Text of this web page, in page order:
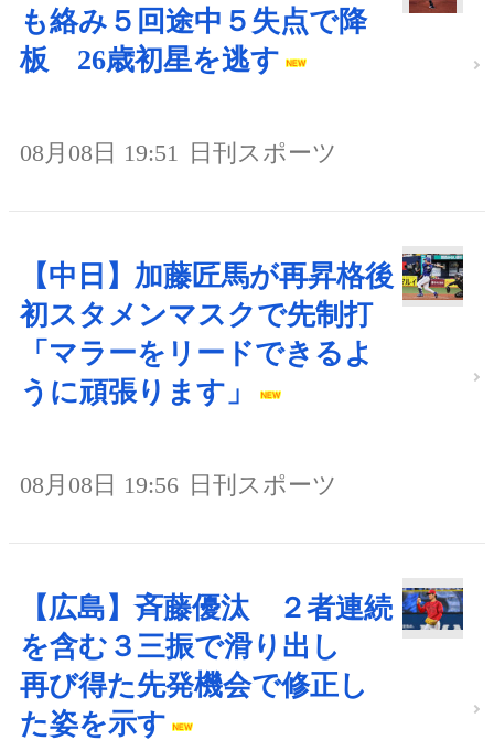
も絡み５回途中５失点で降
板 26歳初星を逃す
08月08日 19:51 日刊スポーツ
【中日】加藤匠馬が再昇格後
初スタメンマスクで先制打
「マラーをリードできるよ
うに頑張ります」
08月08日 19:56 日刊スポーツ
【広島】斉藤優汰 ２者連続
を含む３三振で滑り出し
再び得た先発機会で修正し
た姿を示す